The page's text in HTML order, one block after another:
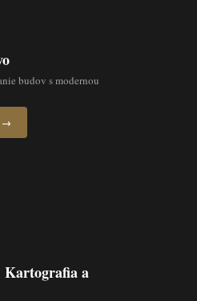
budov s modernou
→
Kartografia a